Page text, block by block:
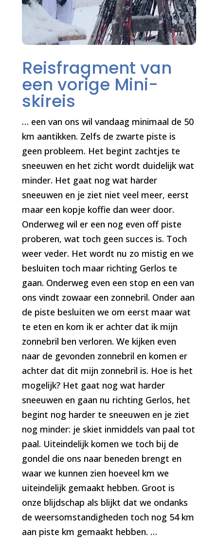
Reisfragment van
een vorige Mini-
skireis
… een van ons wil vandaag minimaal de 50
km aantikken. Zelfs de zwarte piste is
geen probleem. Het begint zachtjes te
sneeuwen en het zicht wordt duidelijk wat
minder. Het gaat nog wat harder
sneeuwen en je ziet niet veel meer, eerst
maar een kopje koffie dan weer door.
Onderweg wil er een nog even off piste
proberen, wat toch geen succes is. Toch
weer veder. Het wordt nu zo mistig en we
besluiten toch maar richting Gerlos te
gaan. Onderweg even een stop en een van
ons vindt zowaar een zonnebril. Onder aan
de piste besluiten we om eerst maar wat
te eten en kom ik er achter dat ik mijn
zonnebril ben verloren. We kijken even
naar de gevonden zonnebril en komen er
achter dat dit mijn zonnebril is. Hoe is het
mogelijk? Het gaat nog wat harder
sneeuwen en gaan nu richting Gerlos, het
begint nog harder te sneeuwen en je ziet
nog minder: je skiet inmiddels van paal tot
paal. Uiteindelijk komen we toch bij de
gondel die ons naar beneden brengt en
waar we kunnen zien hoeveel km we
uiteindelijk gemaakt hebben. Groot is
onze blijdschap als blijkt dat we ondanks
de weersomstandigheden toch nog 54 km
aan piste km gemaakt hebben. …